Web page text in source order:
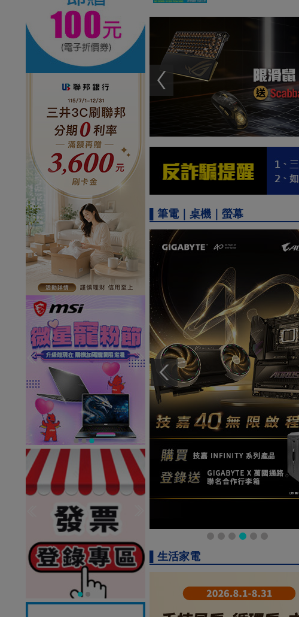
▌筆電｜桌機｜螢幕
▌生活家電